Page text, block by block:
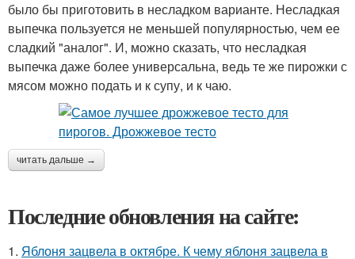
было бы приготовить в несладком варианте. Несладкая
выпечка пользуется не меньшей популярностью, чем ее
сладкий "аналог". И, можно сказать, что несладкая
выпечка даже более универсальна, ведь те же пирожки с
мясом можно подать и к супу, и к чаю.
читать дальше →
Последние обновления на сайте:
1. Яблоня зацвела в октябре. К чему яблоня зацвела в